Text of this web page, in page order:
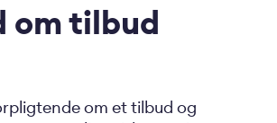
om tilbud
om et tilbud og